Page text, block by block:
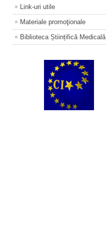
Link-uri utile
Materiale promoţionale
Biblioteca Științifică Medicală